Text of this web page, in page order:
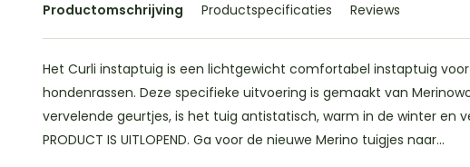
Productomschrijving Productspecificaties Reviews
Het Curli instaptuig is een lichtgewicht comfortabel instaptuig
hondenrassen. Deze specifieke uitvoering is gemaakt van
vervelende geurtjes, is het tuig antistatisch, warm in de winter en
PRODUCT IS UITLOPEND. Ga voor de nieuwe Merino tuigjes naar...